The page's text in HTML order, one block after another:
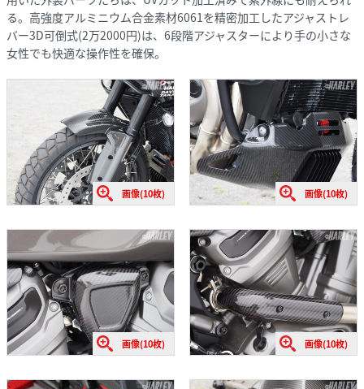
る。高強度アルミニウム合金素材6061を精密加工したアジャストレ
バー3D可倒式(2万2000円)は、6段階アジャスターにより手の小さな
女性でも快適な操作性を確保。
画像(10枚) 画像(10枚)
画像(10枚) 画像(10枚)